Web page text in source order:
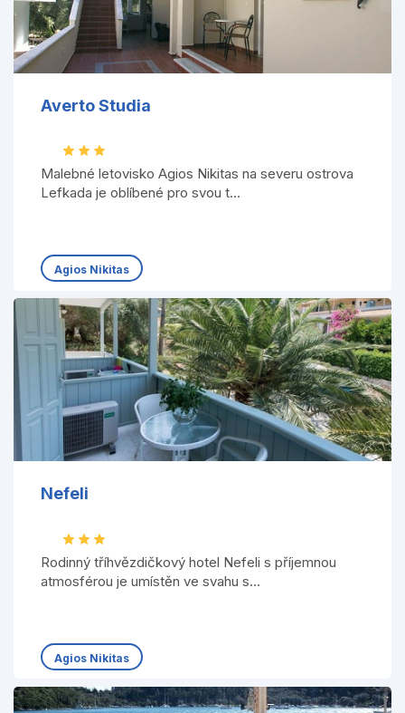
Averto Studia
Malebné letovisko Agios Nikitas na severu ostrova
Lefkada je oblíbené pro svou t...
Agios Nikitas
Nefeli
Rodinný tříhvězdičkový hotel Nefeli s příjemnou
atmosférou je umístěn ve svahu s...
Agios Nikitas